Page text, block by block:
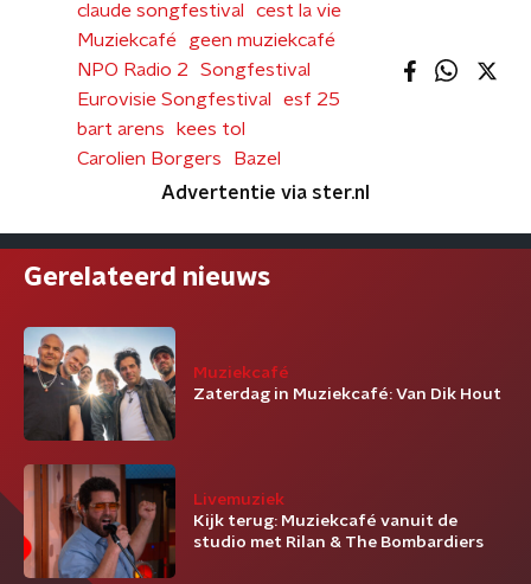
claude songfestival
cest la vie
Muziekcafé
geen muziekcafé
NPO Radio 2
Songfestival
Eurovisie Songfestival
esf 25
bart arens
kees tol
Carolien Borgers
Bazel
Advertentie via ster.nl
Gerelateerd nieuws
Muziekcafé
Zaterdag in Muziekcafé: Van Dik Hout
Livemuziek
Kijk terug: Muziekcafé vanuit de
studio met Rilan & The Bombardiers